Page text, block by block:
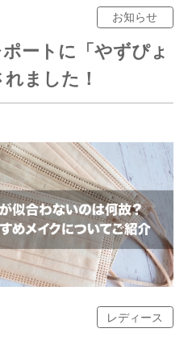
ートに「やずぴょ
ました！
お知らせ
レディース